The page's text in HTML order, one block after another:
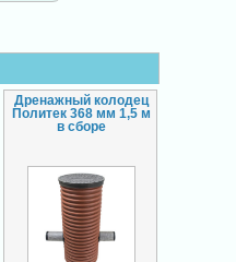
Дренажный колодец
Политек 368 мм 1,5 м
в сборе